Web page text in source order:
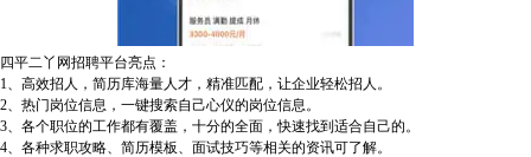
四平二丫网招聘平台亮点：
1、高效招人，简历库海量人才，精准匹配，让企业轻松招人。
2、热门岗位信息，一键搜索自己心仪的岗位信息。
3、各个职位的工作都有覆盖，十分的全面，快速找到适合自己的。
4、各种求职攻略、简历模板、面试技巧等相关的资讯可了解。